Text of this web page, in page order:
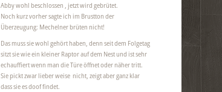
Abby wohl beschlossen , jetzt wird gebrütet.
Noch kurz vorher sagte ich im Brustton der
Überzeugung: Mechelner brüten nicht!
Das muss sie wohl gehört haben, denn seit dem Folgetag
sitzt sie wie ein kleiner Raptor auf dem Nest und ist sehr
echauffiert wenn man die Türe öffnet oder näher tritt.
Sie pickt zwar lieber weise nicht, zeigt aber ganz klar
dass sie es doof findet.